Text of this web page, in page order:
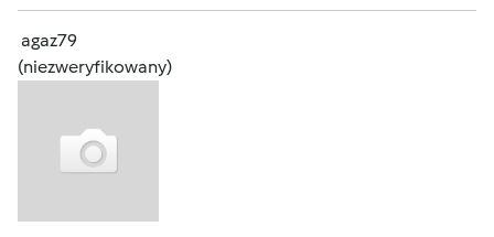
agaz79
(niezweryfikowany)